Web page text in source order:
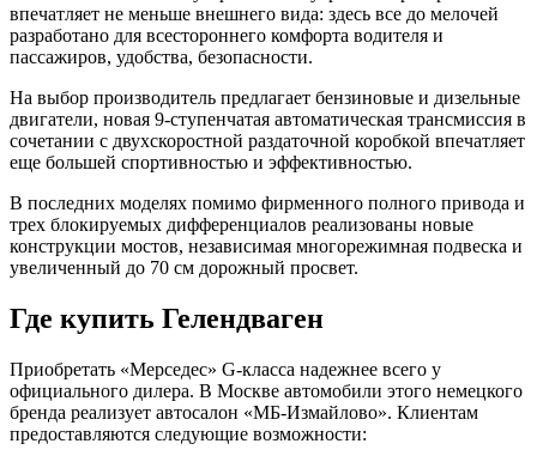
впечатляет не меньше внешнего вида: здесь все до мелочей
разработано для всестороннего комфорта водителя и
пассажиров, удобства, безопасности.
На выбор производитель предлагает бензиновые и дизельные
двигатели, новая 9-ступенчатая автоматическая трансмиссия в
сочетании с двухскоростной раздаточной коробкой впечатляет
еще большей спортивностью и эффективностью.
В последних моделях помимо фирменного полного привода и
трех блокируемых дифференциалов реализованы новые
конструкции мостов, независимая многорежимная подвеска и
увеличенный до 70 см дорожный просвет.
Где купить Гелендваген
Приобретать «Мерседес» G-класса надежнее всего у
официального дилера. В Москве автомобили этого немецкого
бренда реализует автосалон «МБ-Измайлово». Клиентам
предоставляются следующие возможности: